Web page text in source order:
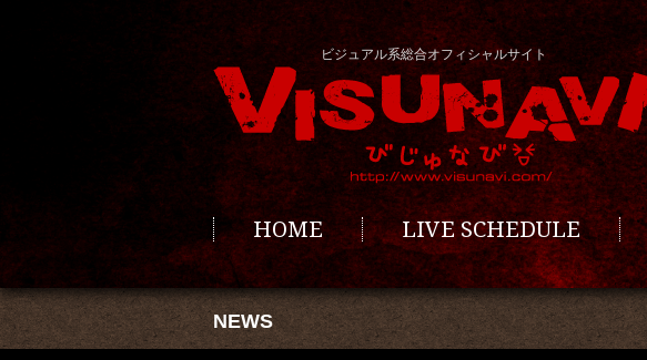
ビジュアル系総合オフィシャルサイト
HOME LIVE SCHEDULE
NEWS